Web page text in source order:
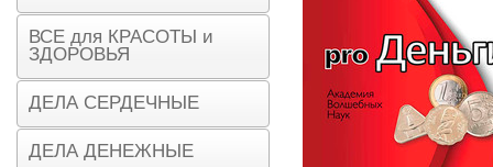
ВСЕ для КРАСОТЫ и
ЗДОРОВЬЯ
ДЕЛА СЕРДЕЧНЫЕ
ДЕЛА ДЕНЕЖНЫЕ